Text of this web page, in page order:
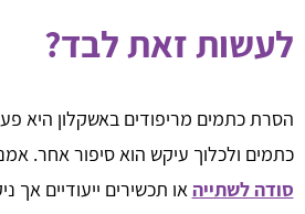
לעשות זאת לבד?
הסרת כתמים מריפודים באשקלון היא
כתמים ולכלוך עיקש הוא סיפור אחר.
סודה לשתייהאו תכשירים ייעודיים אך